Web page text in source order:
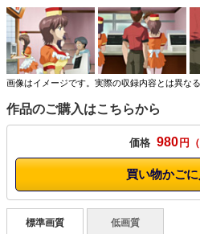
ずレナにフェラさせる店長。休憩室で
SEXを始める二人。前に指を、後ろに
上げられ、レナは愛液を滴らせ、徐々に
アナルから溢れ出す白濁とともに全身
画像はイメージです。実際の収録内容とは異な
作品のご購入はこちらから
価格 980 円
買い物かご
標準画質 低画質